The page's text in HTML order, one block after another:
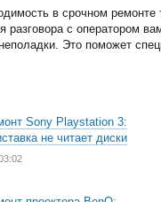
в срочном
разговора с оператором
Это поможет
Sony Playstation 3:
не читает диски